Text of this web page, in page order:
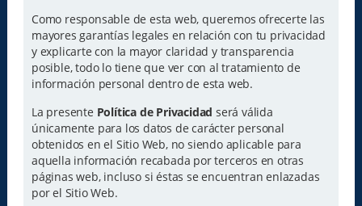
Como responsable de esta web, queremos ofrecerte las
mayores garantías legales en relación con tu privacidad
y explicarte con la mayor claridad y transparencia
posible, todo lo tiene que ver con al tratamiento de
información personal dentro de esta web.
La presente Política de Privacidad será válida
únicamente para los datos de carácter personal
obtenidos en el Sitio Web, no siendo aplicable para
aquella información recabada por terceros en otras
páginas web, incluso si éstas se encuentran enlazadas
por el Sitio Web.